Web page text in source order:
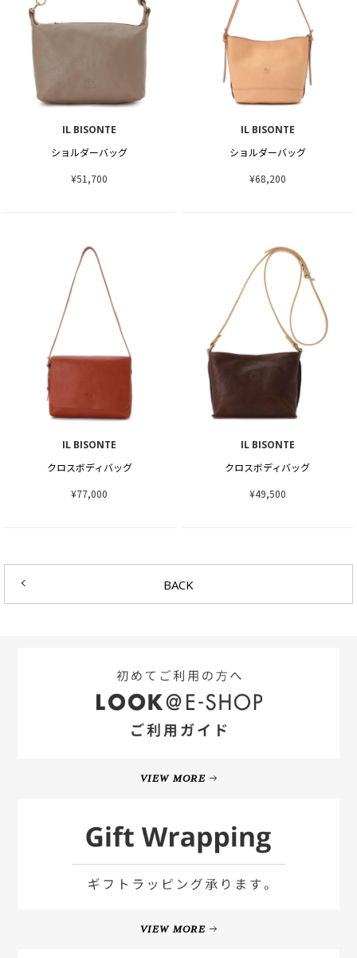
IL BISONTE
ショルダーバッグ
¥51,700
IL BISONTE
ショルダーバッグ
¥68,200
IL BISONTE
クロスボディバッグ
¥77,000
IL BISONTE
クロスボディバッグ
¥49,500
BACK
VIEW MORE
VIEW MORE